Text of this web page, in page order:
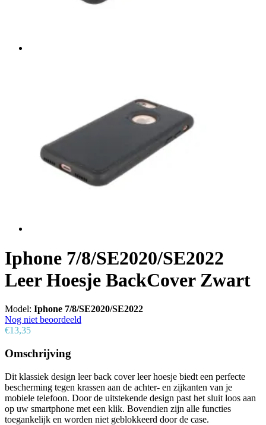
Iphone 7/8/SE2020/SE2022
Leer Hoesje BackCover Zwart
Model: Iphone 7/8/SE2020/SE2022
Nog niet beoordeeld
€13,35
Omschrijving
Dit klassiek design leer back cover leer hoesje biedt een perfecte
bescherming tegen krassen aan de achter- en zijkanten van je
mobiele telefoon. Door de uitstekende design past het sluit loos aan
op uw smartphone met een klik. Bovendien zijn alle functies
toegankelijk en worden niet geblokkeerd door de case.